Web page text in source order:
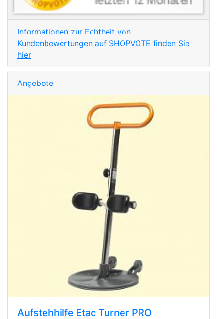
Informationen zur Echtheit von
Kundenbewertungen auf SHOPVOTE finden Sie
hier
Angebote
Aufstehhilfe Etac Turner PRO